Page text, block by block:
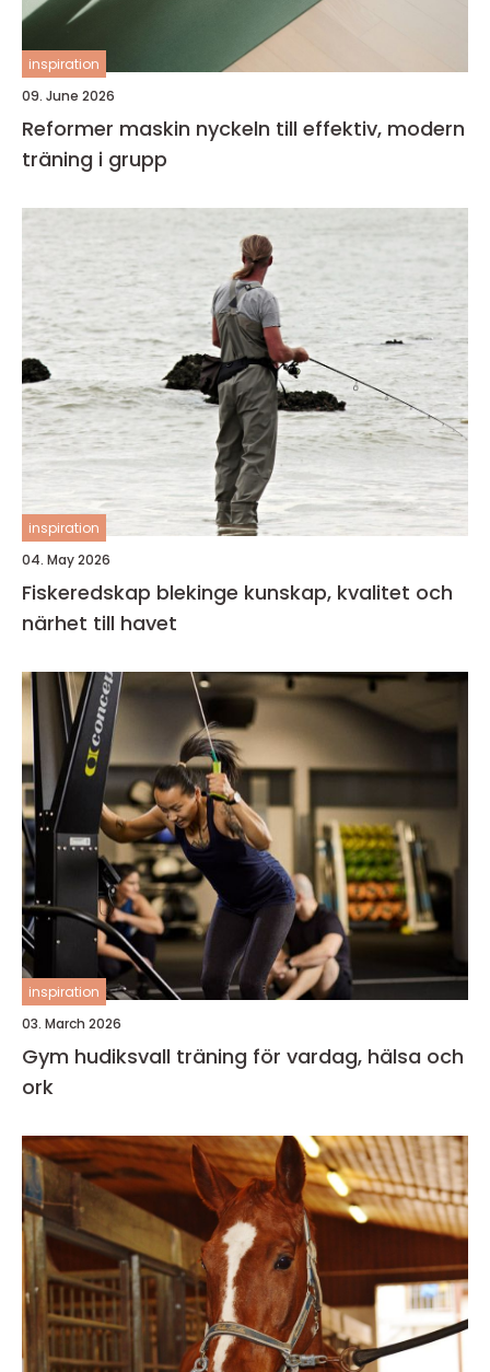
inspiration
09. June 2026
Reformer maskin nyckeln till effektiv, modern
träning i grupp
inspiration
04. May 2026
Fiskeredskap blekinge kunskap, kvalitet och
närhet till havet
inspiration
03. March 2026
Gym hudiksvall träning för vardag, hälsa och
ork